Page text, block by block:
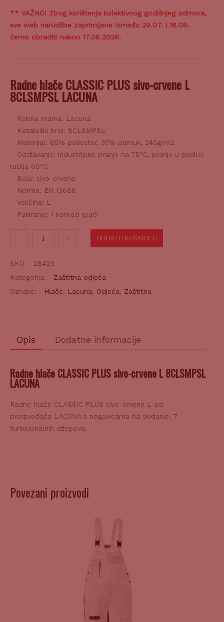
** VAŽNO! Zbog korištenja kolektivnog godišnjeg odmora,
sve web narudžbe zaprimljene između 29.07. i 16.08.
ćemo obraditi nakon 17.08.2026.
Radne hlače CLASSIC PLUS sivo-crvene L
8CLSMPSL LACUNA
– Robna marka: Lacuna
– Kataloški broj: 8CLSMPSL
– Materijal: 65% poliester, 35% pamuk, 245g/m2
– Održavanje: industrijsko pranje na 75°C, pranje u perilici
rublja 60°C
– Boja: sivo-crvena
– Norma: EN 13688
– Veličina: L
– Pakiranje: 1 komad (par)
Radne
sivo-
crvene
DODAJ U KOŠARICU
SKU:
28429
Kategorija:
Zaštitna odjeća
Oznake:
Hlače, Lacuna, Odjeća, Zaštitna
Opis Dodatne informacije
Radne hlače CLASSIC PLUS sivo-crvene L 8CLSMPSL
LACUNA
Radne hlače CLASSIC PLUS sivo-crvene L od
proizvođača LACUNA s nogavicama na skidanje. 7
funkcionalnih džepova.
Povezani proizvodi